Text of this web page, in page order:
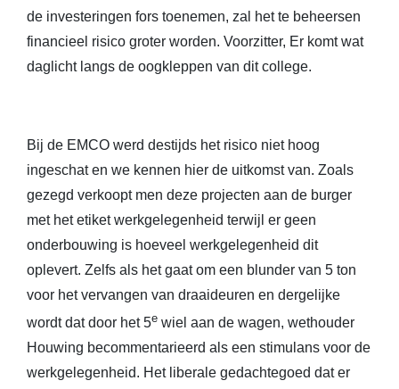
de investeringen fors toenemen, zal het te beheersen
financieel risico groter worden. Voorzitter, Er komt wat
daglicht langs de oogkleppen van dit college.
Bij de EMCO werd destijds het risico niet hoog
ingeschat en we kennen hier de uitkomst van. Zoals
gezegd verkoopt men deze projecten aan de burger
met het etiket werkgelegenheid terwijl er geen
onderbouwing is hoeveel werkgelegenheid dit
oplevert. Zelfs als het gaat om een blunder van 5 ton
voor het vervangen van draaideuren en dergelijke
wordt dat door het 5e wiel aan de wagen, wethouder
Houwing becommentarieerd als een stimulans voor de
werkgelegenheid. Het liberale gedachtegoed dat er